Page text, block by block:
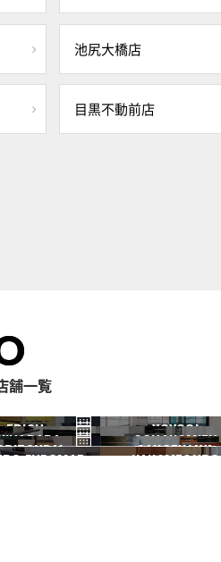
池尻大橋店
目黒不動前店
舗一覧
EBISU
恵比寿
YOYOGI
代々木
秋葉原
OCHANOMIZU
御茶ノ水
SANGENJAYA
FUDOMAE NAKAMEGURO